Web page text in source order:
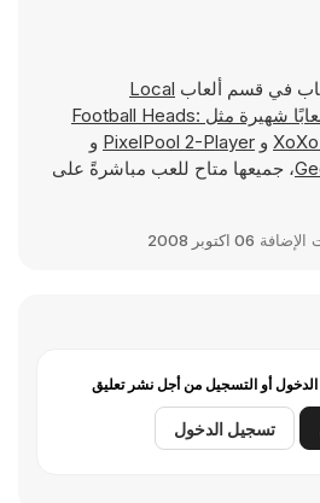
في قسم ألعاب Local
Football Heads:
و PixelPool 2-Player و
، جميعها متاح للعب مباشرةً على
الإضافة 06 اكتوبر 2008
أو التسجيل من أجل نشر تعليق
تسجيل الدخول